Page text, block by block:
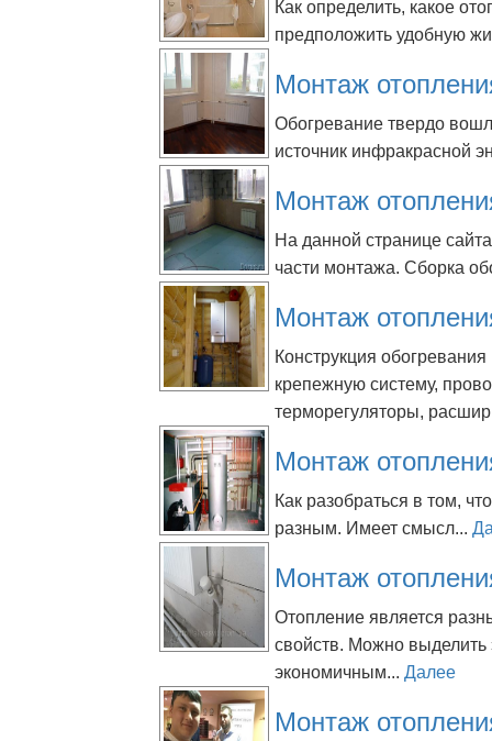
Как определить, какое
предположить удобную
Монтаж
Обогревание твердо
источник инфракрасной
Монтаж
На данной странице
части монтажа. Сборка
Монтаж
Конструкция
крепежную систему,
терморегуляторы,
Монтаж
Как разобраться в том,
разным. Имеет смысл...
Монтаж
Отопление является
свойств. Можно
экономичным... Далее
Монтаж